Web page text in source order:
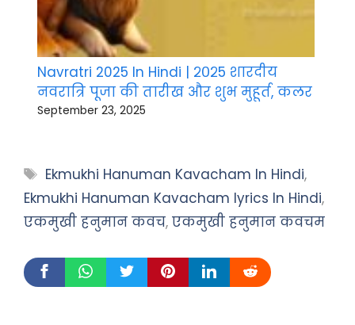
Navratri 2025 In Hindi | २०२5 शारदीय
नवरात्रि पूजा की तारीख और शुभ मुहूर्त, कलर
September 23, 2025
Tags
Ekmukhi Hanuman Kavacham In Hindi,
Ekmukhi Hanuman Kavacham lyrics In Hindi,
एकमुखी हनुमान कवच, एकमुखी हनुमान कवचम